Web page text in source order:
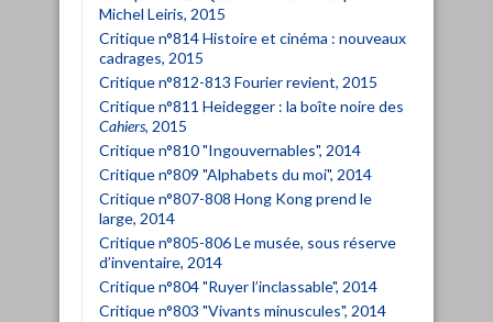
Michel Leiris, 2015
Critique n°814 Histoire et cinéma : nouveaux
cadrages, 2015
Critique n°812-813 Fourier revient, 2015
Critique n°811 Heidegger : la boîte noire des
Cahiers, 2015
Critique n°810 "Ingouvernables", 2014
Critique n°809 "Alphabets du moi", 2014
Critique n°807-808 Hong Kong prend le
large, 2014
Critique n°805-806 Le musée, sous réserve
d’inventaire, 2014
Critique n°804 "Ruyer l’inclassable", 2014
Critique n°803 "Vivants minuscules", 2014